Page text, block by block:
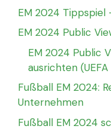
EM 2024
EM 2024 Public
EM 2024 Public
ausrichten (UEFA
Fußball EM 2024:
Unternehmen
Fußball EM 2024